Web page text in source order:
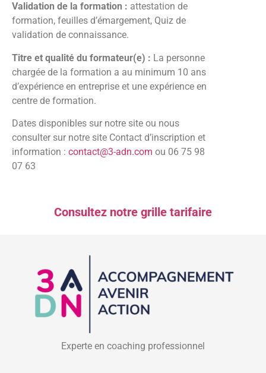
Validation de la formation : attestation de
formation, feuilles d’émargement, Quiz de
validation de connaissance.
Titre et qualité du formateur(e) : La personne
chargée de la formation a au minimum 10 ans
d’expérience en entreprise et une expérience en
centre de formation.
Dates disponibles sur notre site ou nous
consulter sur notre site Contact d’inscription et
information : contact@3-adn.com ou 06 75 98
07 63
Consultez notre grille tarifaire
Experte en coaching professionnel